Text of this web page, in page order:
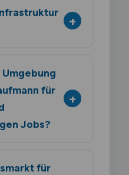
für
Jobs?
für